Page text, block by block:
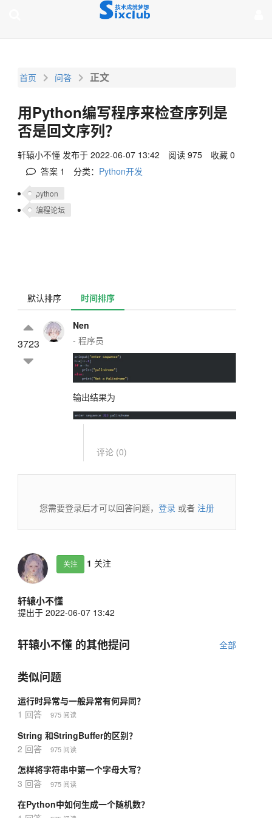
首页 问答 正文
用Python编写程序来检查序列是
否是回文序列？
轩辕小不懂 发布于 2022-06-07 13:42 阅读 975
收藏 0
答案 1 分类： Python开发
python
编程论坛
默认排序 时间排序
3723
Nen
- 程序员
输出结果为
评论 (0)
您需要登录后才可以回答问题， 登录 或者 注册
关注 1 关注
轩辕小不懂
提出于 2022-06-07 13:42
全部
轩辕小不懂 的其他提问
类似问题
运行时异常与一般异常有何异同？
1 回答
975 阅读
String 和StringBuffer的区别？
2 回答
975 阅读
怎样将字符串中第一个字母大写？
3 回答
975 阅读
在Python中如何生成一个随机数？